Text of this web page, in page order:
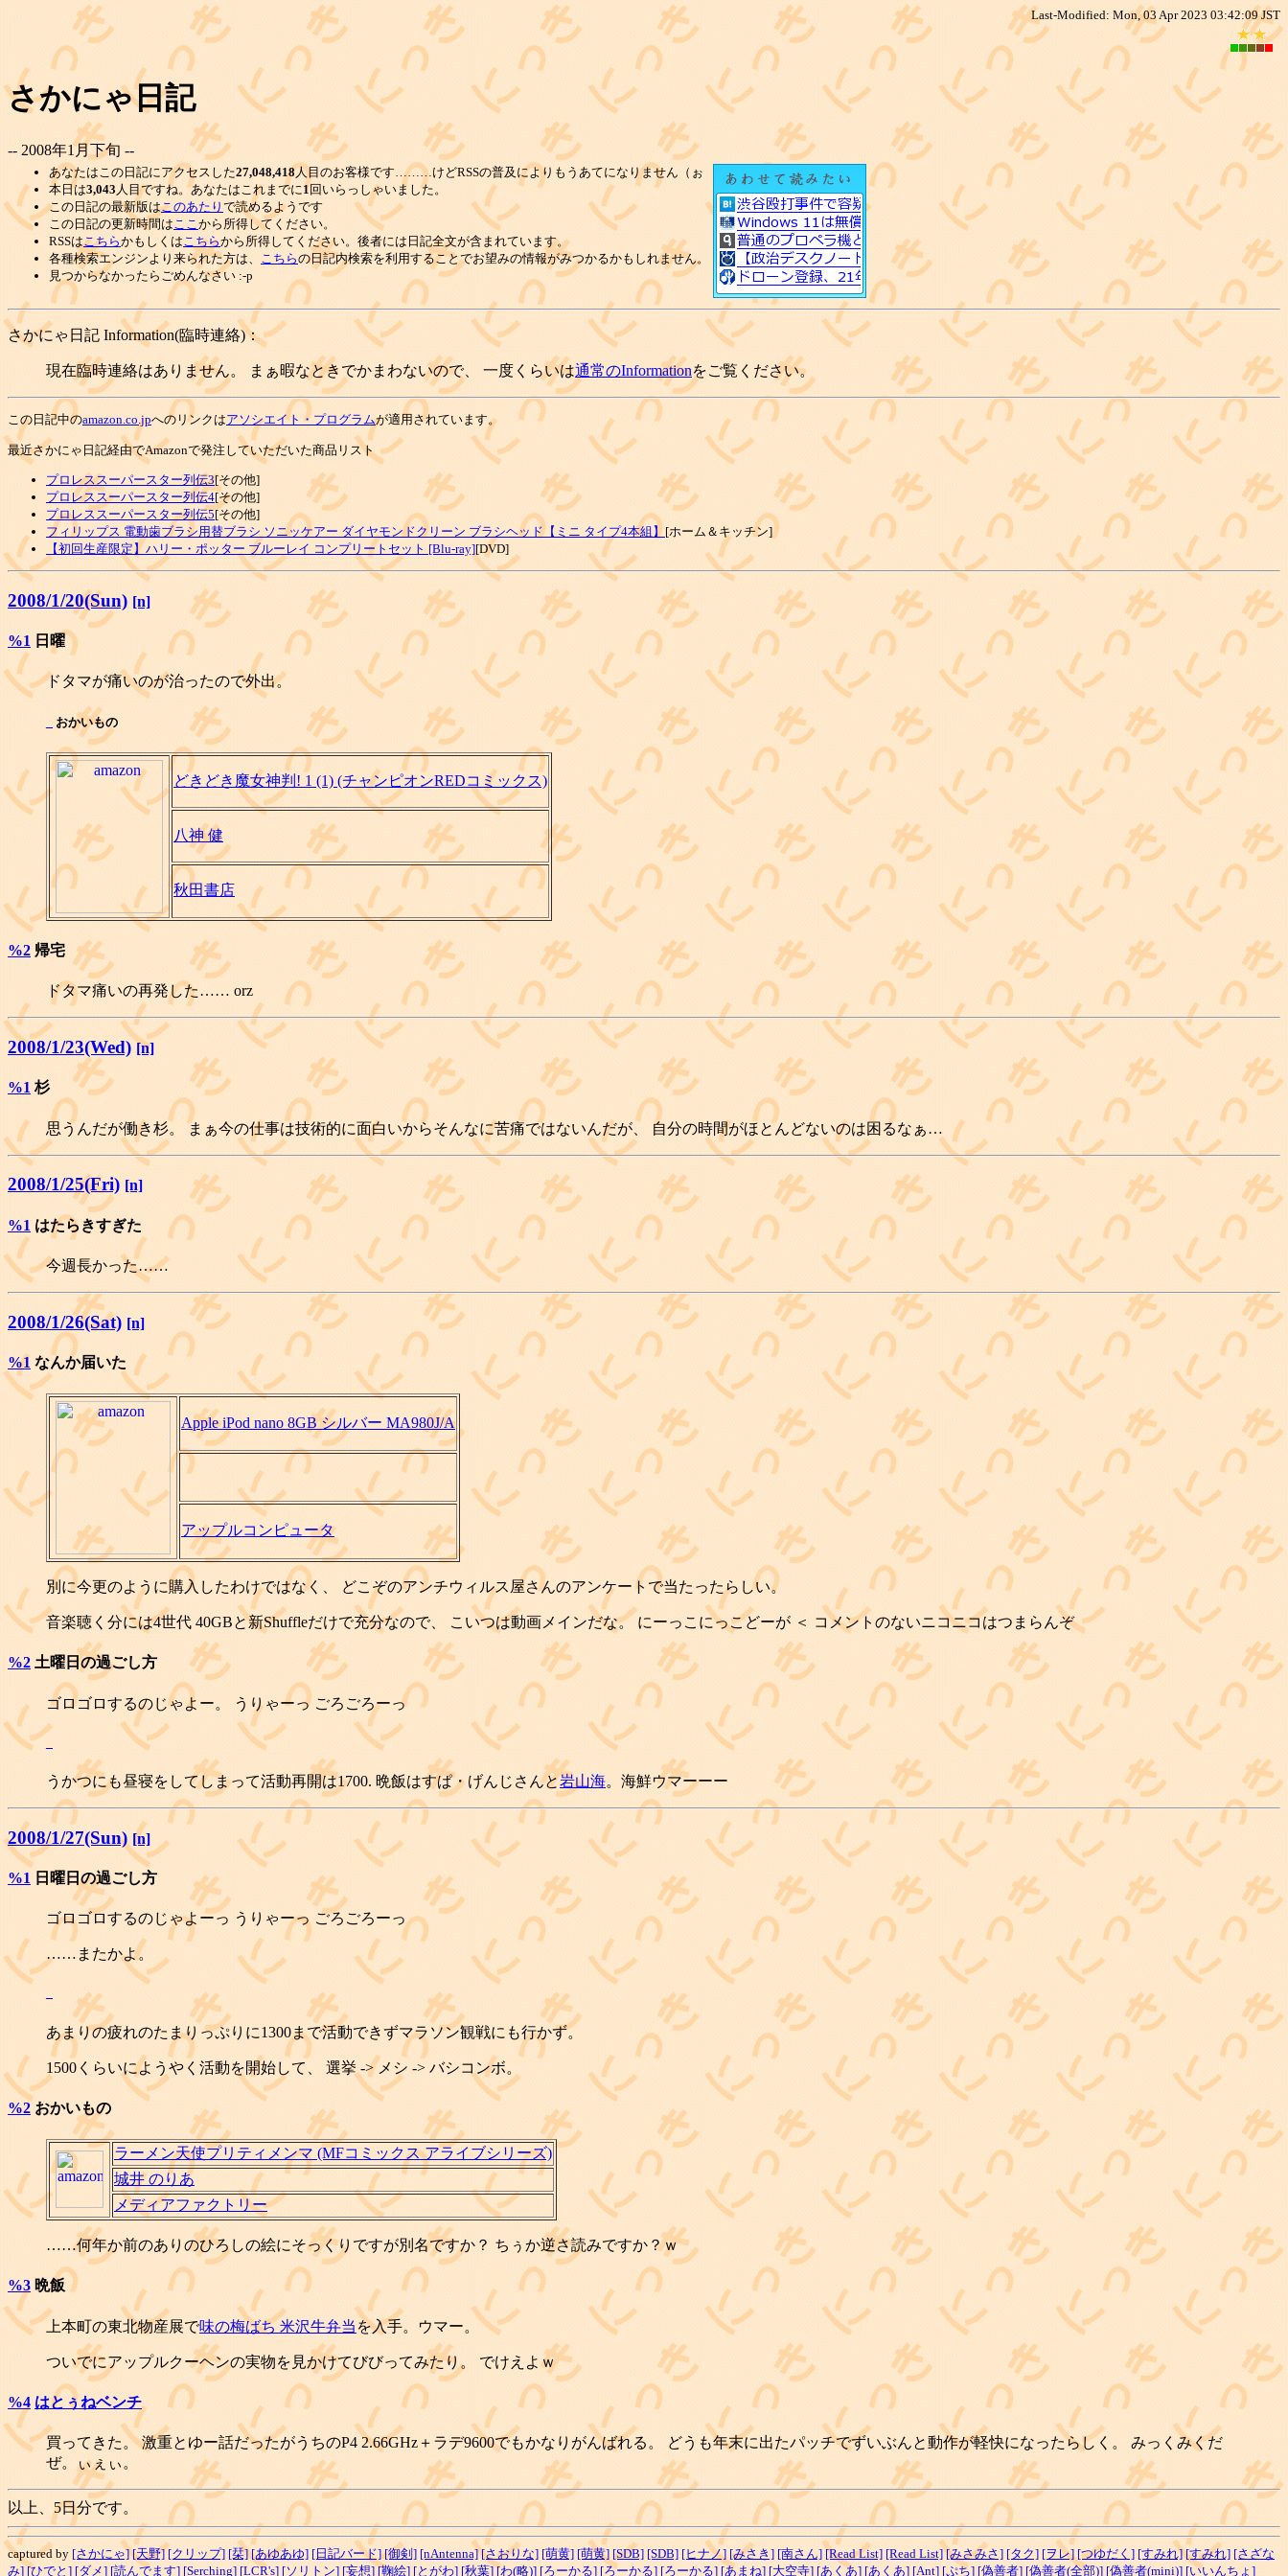
Last-Modified: Mon, 03 Apr 2023 03:42:09 JST
さかにゃ日記
-- 2008年1月下旬 --
あなたはこの日記にアクセスした27,048,418人目のお客様です………けどRSSの普及によりもうあてになりません（ぉ
本日は3,043 人目ですね。あなたはこれまでに1回いらっしゃいました。
この日記の最新版はこのあたり で読めるようです
この日記の更新時間はここ から所得してください。
RSSはこちらかもしくは こちらから所得してください。後者には日記全文が含まれています。
各種検索エンジンより来られた方は、 こちらの日記内検索を利用することでお望みの情報がみつかるかもしれません。
見つからなかったらごめんなさい :-p
さかにゃ日記 Information(臨時連絡)：
現在臨時連絡はありません。 まぁ暇なときでかまわないので、 一度くらいは通常のInformationをご覧ください。
この日記中のamazon.co.jpへのリンクはアソシエイト・プログラムが適用されています。
最近さかにゃ日記経由でAmazonで発注していただいた商品リスト
プロレススーパースター列伝3[その他]
プロレススーパースター列伝4[その他]
プロレススーパースター列伝5[その他]
フィリップス 電動歯ブラシ用替ブラシ ソニッケアー ダイヤモンドクリーン ブラシヘッド【ミニ タイプ4本組】 [ホーム＆キッチン]
【初回生産限定】ハリー・ポッター ブルーレイ コンプリートセット [Blu-ray][DVD]
2008/1/20(Sun) [n]
%1 日曜
ドタマが痛いのが治ったので外出。
おかいもの
どきどき魔女神判! 1 (1) (チャンピオンREDコミックス)
八神 健
秋田書店
%2 帰宅
ドタマ痛いの再発した…… orz
2008/1/23(Wed) [n]
%1 杉
思うんだが働き杉。 まぁ今の仕事は技術的に面白いからそんなに苦痛ではないんだが、 自分の時間がほとんどないのは困るなぁ…
2008/1/25(Fri) [n]
%1 はたらきすぎた
今週長かった……
2008/1/26(Sat) [n]
%1 なんか届いた
Apple iPod nano 8GB シルバー MA980J/A
アップルコンピュータ
別に今更のように購入したわけではなく、 どこぞのアンチウィルス屋さんのアンケートで当たったらしい。
音楽聴く分には4世代 40GBと新Shuffleだけで充分なので、 こいつは動画メインだな。 にーっこにっこどーが ＜ コメントのないニコニコはつまらんぞ
%2 土曜日の過ごし方
ゴロゴロするのじゃよー。 うりゃーっ ごろごろーっ
うかつにも昼寝をしてしまって活動再開は1700. 晩飯はすぱ・げんじさんと岩山海。海鮮ウマーーー
2008/1/27(Sun) [n]
%1 日曜日の過ごし方
ゴロゴロするのじゃよーっ うりゃーっ ごろごろーっ
……またかよ。
あまりの疲れのたまりっぷりに1300まで活動できずマラソン観戦にも行かず。
1500くらいにようやく活動を開始して、 選挙 -> メシ -> バシコンボ。
%2 おかいもの
ラーメン天使プリティメンマ (MFコミックス アライブシリーズ)
城井 のりあ
メディアファクトリー
……何年か前のありのひろしの絵にそっくりですが別名ですか？ ちぅか逆さ読みですか？ｗ
%3 晩飯
上本町の東北物産展で味の梅ばち 米沢牛弁当 を入手。ウマー。
ついでにアップルクーヘンの実物を見かけてびびってみたり。 でけえよｗ
%4 はとぅねベンチ
買ってきた。 激重とゆー話だったがうちのP4 2.66GHz＋ラデ9600でもかなりがんばれる。 どうも年末に出たパッチでずいぶんと動作が軽快になったらしく。 みっくみくだ
ぜ。ぃぇぃ。
以上、5日分です。
captured by [さかにゃ] [天野] [クリップ] [栞] [あゆあゆ] [日記バード] [御剣] [nAntenna] [さおりな] [萌黄] [萌黄] [SDB] [SDB] [ヒナノ] [みさき] [南さん] [Read List] [Read List] [みさみさ] [タク] [ヲレ] [つゆだく] [すみれ] [すみれ] [さざな
み] [ひでと] [ダメ] [読んでます] [Serching] [LCR's] [ソリトン] [妄想] [鞠絵] [とがわ] [秋葉] [わ(略)] [ろーかる] [ろーかる] [ろーかる] [あまね] [大空寺] [あくあ] [あくあ] [Ant] [ぷち] [偽善者] [偽善者(全部)] [偽善者(mini)] [いいんちょ]